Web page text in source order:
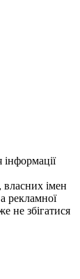
iнформацiї
власних імен
рекламної
не збiгатися